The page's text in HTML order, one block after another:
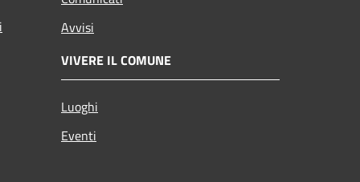
Avvisi
VIVERE IL COMUNE
Luoghi
Eventi